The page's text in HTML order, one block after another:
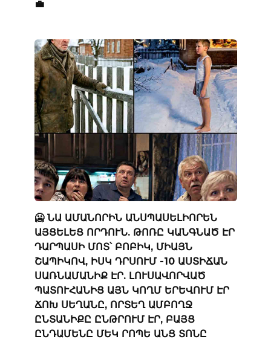
💼
🥶 ՆԱ ԱՄԱՆՈՐԻՆ ԱՆՍՊԱՍԵԼԻՈՐԵՆ
ԱՅՑԵԼԵՑ ՈՐԴՈՒՆ. ԹՈՌԸ ԿԱՆԳՆԱԾ ԷՐ
ԴԱՐՊԱՍԻ ՄՈՏ՝ ԲՈԲԻԿ, ՄԻԱՅՆ
ՇԱՊԻԿՈՎ, ԻՍԿ ԴՐՍՈՒՄ -10 ԱՍՏԻՃԱՆ
ՍԱՌՆԱՄԱՆԻՔ ԷՐ. ԼՈՒՍԱՎՈՐՎԱԾ
ՊԱՏՈՒՀԱՆԻՑ ԱՅՆ ԿՈՂՄ ԵՐԵՎՈՒՄ ԷՐ
ՃՈԽ ՍԵՂԱՆԸ, ՈՐՏԵՂ ԱՄԲՈՂՋ
ԸՆՏԱՆԻՔԸ ԸՆԹՐՈՒՄ ԷՐ, ԲԱՅՑ
ԸՆԴԱՄԵՆԸ ՄԵԿ ՐՈՊԵ ԱՆՑ ՏՈՆԸ